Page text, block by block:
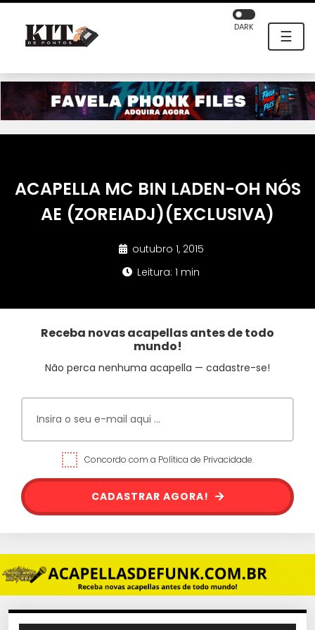
☰
DARK
ACAPELLA MC BIN LADEN-OH NÓS
AE (ZOREIADJ)(EXCLUSIVA)
outubro 1, 2015
Leitura: 1 min
Receba novas acapellas antes de todo
mundo!
Não perca nenhuma acapella — cadastre-se!
Concordo com a Política de Privacidade.
CADASTRAR AGORA!